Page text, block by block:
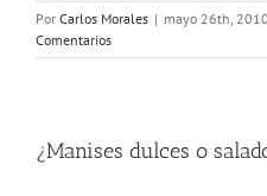
Por Carlos Morales | mayo 26th, 2010
Comentarios
¿Manises dulces o